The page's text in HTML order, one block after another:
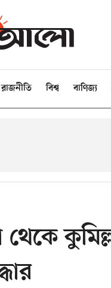
রাজনীতি বিশ্ব বাণিজ্য
থেকে